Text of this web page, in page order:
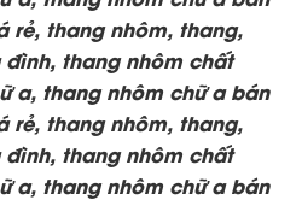
rẻ, thang nhôm, thang,
thang nhôm chất
a, thang nhôm chữ a bán
rẻ, thang nhôm, thang,
thang nhôm chất
a, thang nhôm chữ a bán